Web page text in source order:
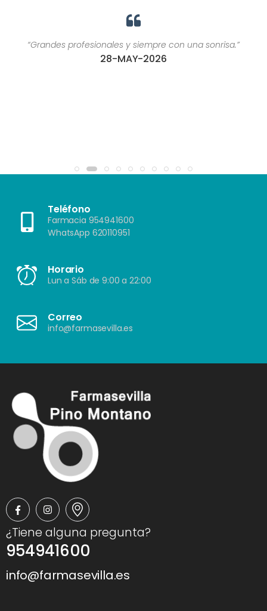
“Grandes profesionales y siempre con una sonrisa.”
28-MAY-2026
Teléfono
Farmacia 954941600
WhatsApp 620110951
Horario
Lun a Sáb de 9:00 a 22:00
Correo
info@farmasevilla.es
¿Tiene alguna pregunta?
954941600
info@farmasevilla.es